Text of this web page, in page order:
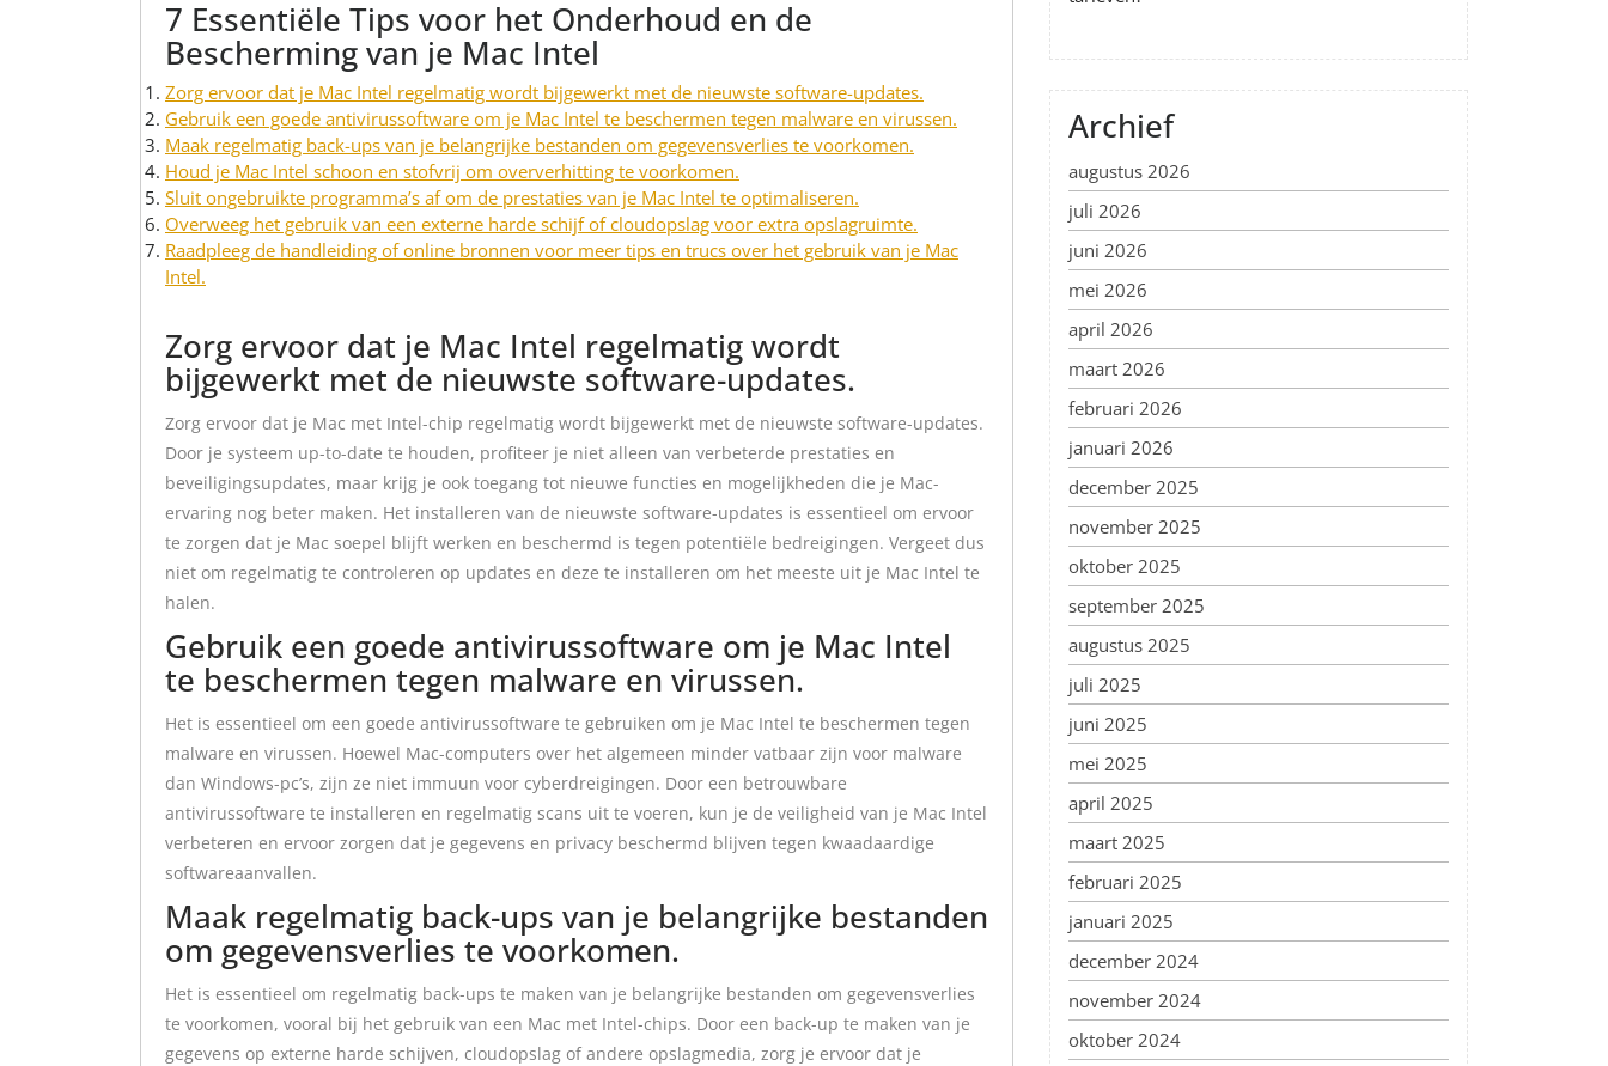
7 Essentiële Tips voor het Onderhoud en de
Bescherming van je Mac Intel
Zorg ervoor dat je Mac Intel regelmatig wordt bijgewerkt met de nieuwste software-updates.
Gebruik een goede antivirussoftware om je Mac Intel te beschermen tegen malware en virussen.
Maak regelmatig back-ups van je belangrijke bestanden om gegevensverlies te voorkomen.
Houd je Mac Intel schoon en stofvrij om oververhitting te voorkomen.
Sluit ongebruikte programma’s af om de prestaties van je Mac Intel te optimaliseren.
Overweeg het gebruik van een externe harde schijf of cloudopslag voor extra opslagruimte.
Raadpleeg de handleiding of online bronnen voor meer tips en trucs over het gebruik van je Mac
Intel.
Zorg ervoor dat je Mac Intel regelmatig wordt
bijgewerkt met de nieuwste software-updates.
Zorg ervoor dat je Mac met Intel-chip regelmatig wordt bijgewerkt met de nieuwste software-updates.
Door je systeem up-to-date te houden, profiteer je niet alleen van verbeterde prestaties en
beveiligingsupdates, maar krijg je ook toegang tot nieuwe functies en mogelijkheden die je Mac-
ervaring nog beter maken. Het installeren van de nieuwste software-updates is essentieel om ervoor
te zorgen dat je Mac soepel blijft werken en beschermd is tegen potentiële bedreigingen. Vergeet dus
niet om regelmatig te controleren op updates en deze te installeren om het meeste uit je Mac Intel te
halen.
Gebruik een goede antivirussoftware om je Mac Intel
te beschermen tegen malware en virussen.
Het is essentieel om een goede antivirussoftware te gebruiken om je Mac Intel te beschermen tegen
malware en virussen. Hoewel Mac-computers over het algemeen minder vatbaar zijn voor malware
dan Windows-pc’s, zijn ze niet immuun voor cyberdreigingen. Door een betrouwbare
antivirussoftware te installeren en regelmatig scans uit te voeren, kun je de veiligheid van je Mac Intel
verbeteren en ervoor zorgen dat je gegevens en privacy beschermd blijven tegen kwaadaardige
softwareaanvallen.
Maak regelmatig back-ups van je belangrijke bestanden
om gegevensverlies te voorkomen.
Het is essentieel om regelmatig back-ups te maken van je belangrijke bestanden om gegevensverlies
te voorkomen, vooral bij het gebruik van een Mac met Intel-chips. Door een back-up te maken van je
gegevens op externe harde schijven, cloudopslag of andere opslagmedia, zorg je ervoor dat je
Archief
augustus 2026
juli 2026
juni 2026
mei 2026
april 2026
maart 2026
februari 2026
januari 2026
december 2025
november 2025
oktober 2025
september 2025
augustus 2025
juli 2025
juni 2025
mei 2025
april 2025
maart 2025
februari 2025
januari 2025
december 2024
november 2024
oktober 2024